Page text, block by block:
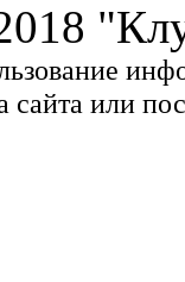
сайта или